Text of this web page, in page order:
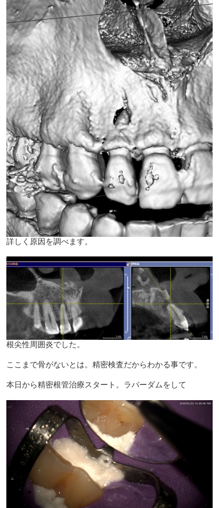
詳しく原因を調べます。
根尖性周囲炎でした。
ここまで骨がないとは。精密検査だからわかる事です。
本日から精密根管治療スタート。ラバーダムをして